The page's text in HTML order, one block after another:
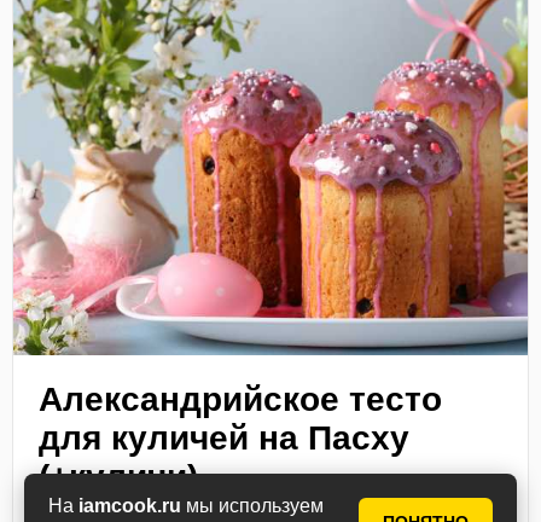
На iamcook.ru мы используем
Александрийское тесто
для куличей на Пасху
(+куличи)